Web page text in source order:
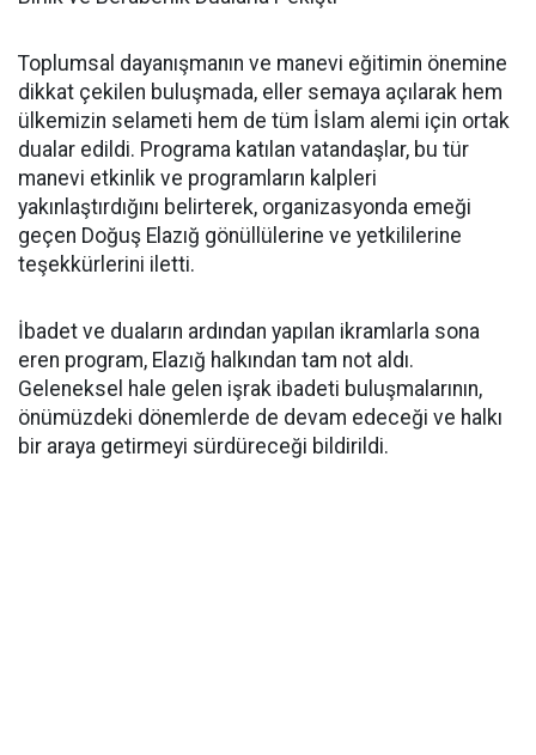
Toplumsal dayanışmanın ve manevi eğitimin önemine
dikkat çekilen buluşmada, eller semaya açılarak hem
ülkemizin selameti hem de tüm İslam alemi için ortak
dualar edildi. Programa katılan vatandaşlar, bu tür
manevi etkinlik ve programların kalpleri
yakınlaştırdığını belirterek, organizasyonda emeği
geçen Doğuş Elazığ gönüllülerine ve yetkililerine
teşekkürlerini iletti.
İbadet ve duaların ardından yapılan ikramlarla sona
eren program, Elazığ halkından tam not aldı.
Geleneksel hale gelen işrak ibadeti buluşmalarının,
önümüzdeki dönemlerde de devam edeceği ve halkı
bir araya getirmeyi sürdüreceği bildirildi.